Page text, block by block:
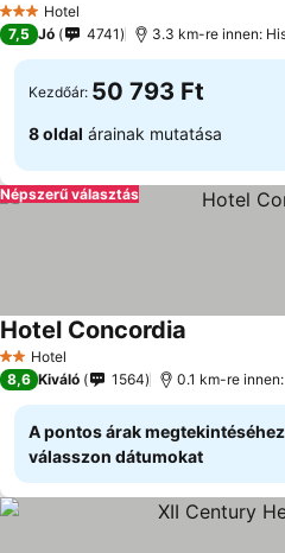
3 Kategória
Hotel
7,5 Jó 4741 3.3 km-re innen:
Kezdőár: 50 793 Ft
8 oldal árainak mutatása
Népszerű választás
2 Kategória
Hotel
Hotel Concordia
8,6 Kiváló 1564 0.1 km-re
A pontos árak megtekintéséhez
válasszon dátumokat